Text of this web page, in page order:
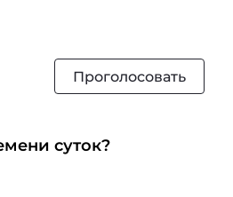
Проголосовать
суток?